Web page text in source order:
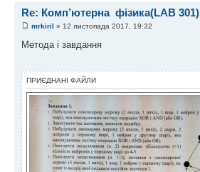
Re: Комп’ютерна​ ​ фізика(LAB 301)
mrkiril » 12 листопада 2017, 19:32
Метода і завдання
ПРИЄДНАНІ ФАЙЛИ